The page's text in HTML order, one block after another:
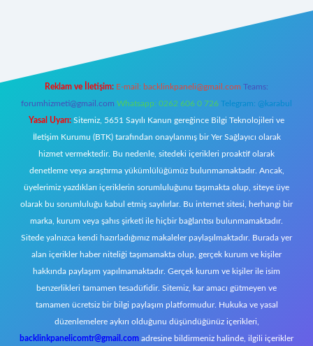
Reklam ve İletişim: E-mail: backlinkpaneli@gmail.com Teams:
forumhizmeti@gmail.com Whatsapp: 0262 606 0 726 Telegram: @karabul
Yasal Uyarı: Sitemiz, 5651 Sayılı Kanun gereğince Bilgi Teknolojileri ve
İletişim Kurumu (BTK) tarafından onaylanmış bir Yer Sağlayıcı olarak
hizmet vermektedir. Bu nedenle, sitedeki içerikleri proaktif olarak
denetleme veya araştırma yükümlülüğümüz bulunmamaktadır. Ancak,
üyelerimiz yazdıkları içeriklerin sorumluluğunu taşımakta olup, siteye üye
olarak bu sorumluluğu kabul etmiş sayılırlar. Bu internet sitesi, herhangi bir
marka, kurum veya şahıs şirketi ile hiçbir bağlantısı bulunmamaktadır.
Sitede yalnızca kendi hazırladığımız makaleler paylaşılmaktadır. Burada yer
alan içerikler haber niteliği taşımamakta olup, gerçek kurum ve kişiler
hakkında paylaşım yapılmamaktadır. Gerçek kurum ve kişiler ile isim
benzerlikleri tamamen tesadüfidir. Sitemiz, kar amacı gütmeyen ve
tamamen ücretsiz bir bilgi paylaşım platformudur. Hukuka ve yasal
düzenlemelere aykırı olduğunu düşündüğünüz içerikleri,
backlinkpanelicomtr@gmail.com adresine bildirmeniz halinde, ilgili içerikler